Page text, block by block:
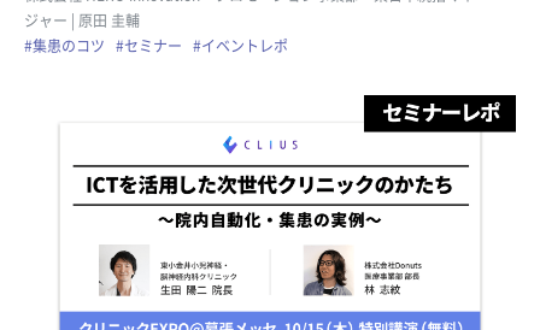
ジャー
| 原田 圭輔
#集患のコツ
#セミナー #イベントレポ